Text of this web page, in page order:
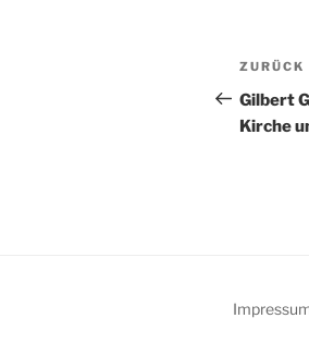
Beitrag
ZURÜCK
Gilbert
Kirche